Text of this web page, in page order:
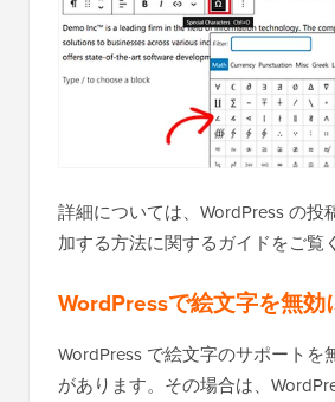
詳細については、WordPress の投
加する方法に関するガイドをご覧
WordPressで絵文字を無効
WordPress で絵文字のサポートを
があります。その場合は、